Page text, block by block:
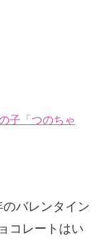
子「つのちゃ
バレンタイン
コレートはい